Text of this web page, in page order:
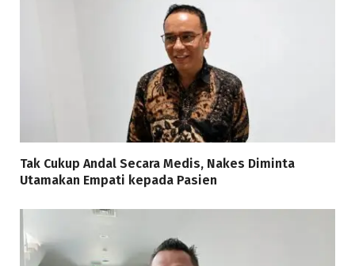
Tak Cukup Andal Secara Medis, Nakes Diminta
Utamakan Empati kepada Pasien